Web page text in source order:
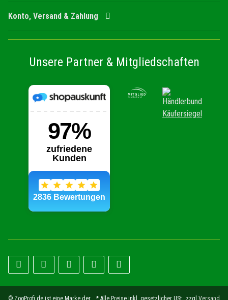
Konto, Versand & Zahlung
Unsere Partner & Mitgliedschaften
© ZooProfi.de ist eine Marke der * Alle Preise inkl. gesetzlicher USt., zzgl. Versand